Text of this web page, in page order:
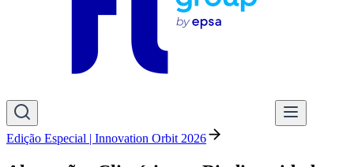
Edição Especial | Innovation Orbit 2026